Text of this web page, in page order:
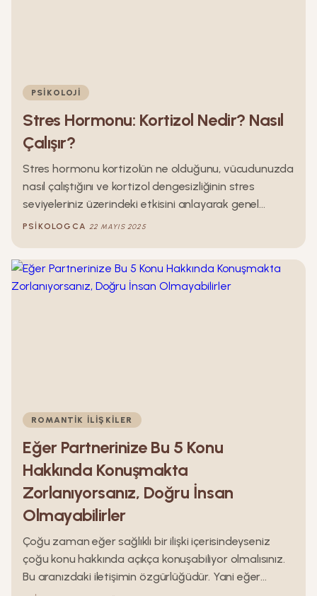
PSIKOLOJI
Stres Hormonu: Kortizol Nedir? Nasıl
Çalışır?
Stres hormonu kortizolün ne olduğunu, vücudunuzda
nasıl çalıştığını ve kortizol dengesizliğinin stres
seviyeleriniz üzerindeki etkisini anlayarak genel
sağlığınızı iyileştirmek için adımlar atabilirsiniz Bu yazı
tüm detayları verdik.
PSIKOLOGCA 22 MAYIS 2025
ROMANTIK İLIŞKILER
Eğer Partnerinize Bu 5 Konu
Hakkında Konuşmakta
Zorlanıyorsanız, Doğru İnsan
Olmayabilirler
Çoğu zaman eğer sağlıklı bir ilişki içerisindeyseniz
çoğu konu hakkında açıkça konuşabiliyor olmalısınız.
Bu aranızdaki iletişimin özgürlüğüdür. Yani eğer